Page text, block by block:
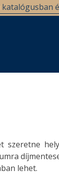
szeretne
lehet.